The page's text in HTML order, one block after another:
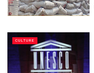
CULTURE